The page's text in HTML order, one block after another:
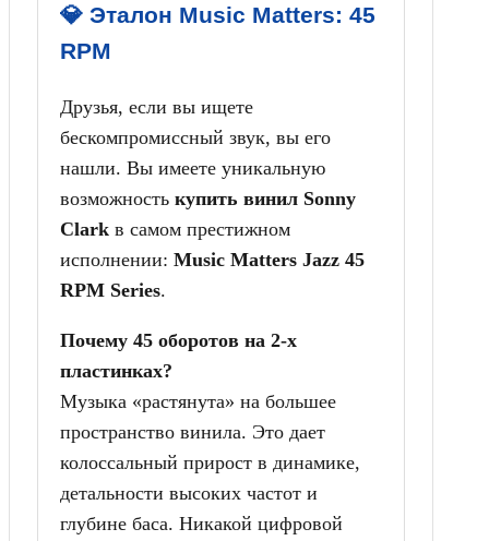
💎 Эталон Music Matters: 45
RPM
Друзья, если вы ищете
бескомпромиссный звук, вы его
нашли. Вы имеете уникальную
возможность купить винил Sonny
Clark в самом престижном
исполнении: Music Matters Jazz 45
RPM Series.
Почему 45 оборотов на 2-х
пластинках?
Музыка «растянута» на большее
пространство винила. Это дает
колоссальный прирост в динамике,
детальности высоких частот и
глубине баса. Никакой цифровой